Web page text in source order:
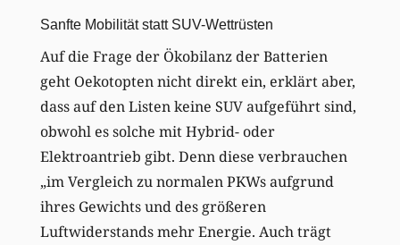
Sanfte Mobilität statt SUV-Wettrüsten
Auf die Frage der Ökobilanz der Batterien
geht Oekotopten nicht direkt ein, erklärt aber,
dass auf den Listen keine SUV aufgeführt sind,
obwohl es solche mit Hybrid- oder
Elektroantrieb gibt. Denn diese verbrauchen
„im Vergleich zu normalen PKWs aufgrund
ihres Gewichts und des größeren
Luftwiderstands mehr Energie. Auch trägt